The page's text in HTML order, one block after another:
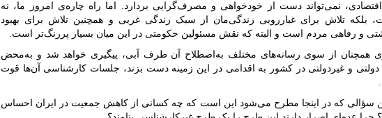
نمی‌تواند دست از خودخواهی و مصرف‌گرایی بردارد. اما راه چاره‌ی امروز ما، نه
بلکه تلاش برای غبارروبی زندگی‌مان از سبک زندگی غربی و همچنین تلاش برای بهبود
و رفاهی مردم است و البته که نقش مسئولین حکومتی در این میان بسیار پررنگ‌تر است.
همچنان از سوی رسانه‌های مختلف به‌اصطلاح آن طرف آبی، پیگیری خواهد شد و به‌محض
دولتی و غیردولتی در کشور به اقدامی در این زمینه دست بزند، جلسات کارشناسی آن‌ها قوت
سؤالی که در اینجا مطرح می‌شود این است که چه کسانی از کاهش جمعیت در ایران احساس